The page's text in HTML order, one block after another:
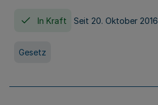
In Kraft Seit 20. Oktober 2016
Gesetz